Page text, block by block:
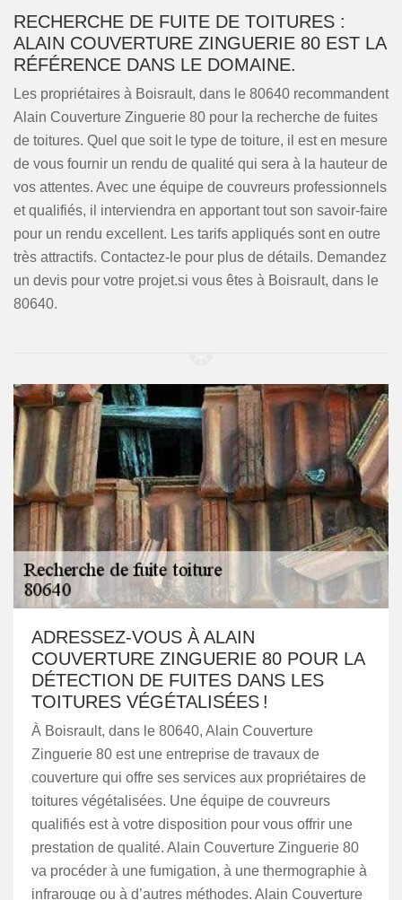
RECHERCHE DE FUITE DE TOITURES :
ALAIN COUVERTURE ZINGUERIE 80 EST LA
RÉFÉRENCE DANS LE DOMAINE.
Les propriétaires à Boisrault, dans le 80640 recommandent
Alain Couverture Zinguerie 80 pour la recherche de fuites
de toitures. Quel que soit le type de toiture, il est en mesure
de vous fournir un rendu de qualité qui sera à la hauteur de
vos attentes. Avec une équipe de couvreurs professionnels
et qualifiés, il interviendra en apportant tout son savoir-faire
pour un rendu excellent. Les tarifs appliqués sont en outre
très attractifs. Contactez-le pour plus de détails. Demandez
un devis pour votre projet.si vous êtes à Boisrault, dans le
80640.
ADRESSEZ-VOUS À ALAIN
COUVERTURE ZINGUERIE 80 POUR LA
DÉTECTION DE FUITES DANS LES
TOITURES VÉGÉTALISÉES !
À Boisrault, dans le 80640, Alain Couverture
Zinguerie 80 est une entreprise de travaux de
couverture qui offre ses services aux propriétaires de
toitures végétalisées. Une équipe de couvreurs
qualifiés est à votre disposition pour vous offrir une
prestation de qualité. Alain Couverture Zinguerie 80
va procéder à une fumigation, à une thermographie à
infrarouge ou à d’autres méthodes. Alain Couverture